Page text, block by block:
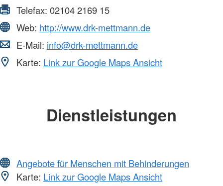
Telefax: 02104 2169 15
Web: http://www.drk-mettmann.de
E-Mail: info@drk-mettmann.de
Karte: Link zur Google Maps Ansicht
Dienstleistungen
Angebote für Menschen mit Behinderungen
Karte: Link zur Google Maps Ansicht